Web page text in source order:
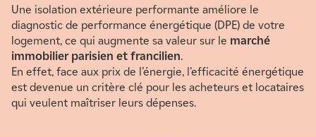
Une isolation extérieure performante améliore le
diagnostic de performance énergétique (DPE) de votre
logement, ce qui augmente sa valeur sur le marché
immobilier parisien et francilien.
En effet, face aux prix de l’énergie, l’efficacité énergétique
est devenue un critère clé pour les acheteurs et locataires
qui veulent maîtriser leurs dépenses.